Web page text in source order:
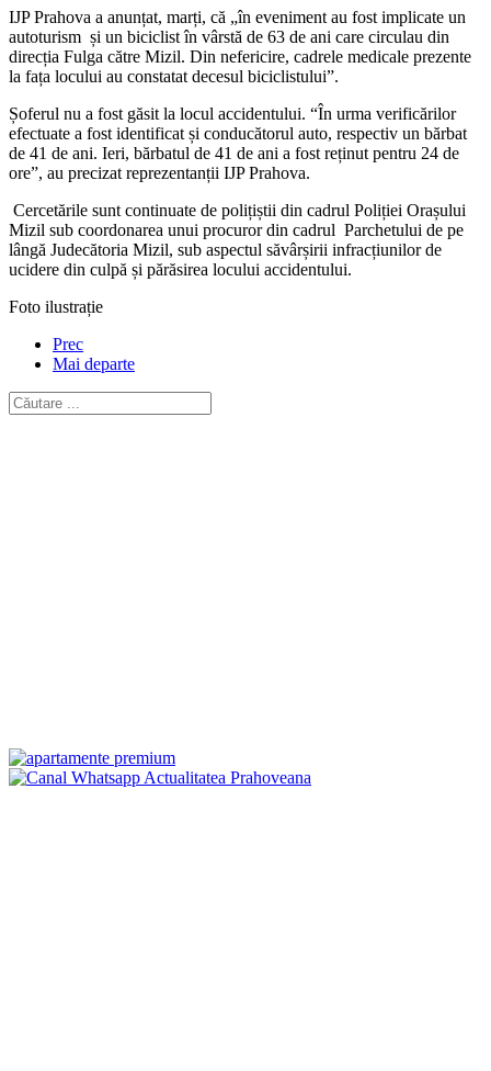
IJP Prahova a anunțat, marți, că „în eveniment au fost implicate un
autoturism și un biciclist în vârstă de 63 de ani care circulau din
direcția Fulga către Mizil. Din nefericire, cadrele medicale prezente
la fața locului au constatat decesul biciclistului”.
Șoferul nu a fost găsit la locul accidentului. “În urma verificărilor
efectuate a fost identificat și conducătorul auto, respectiv un bărbat
de 41 de ani. Ieri, bărbatul de 41 de ani a fost reținut pentru 24 de
ore”, au precizat reprezentanții IJP Prahova.
Cercetările sunt continuate de polițiștii din cadrul Poliției Orașului
Mizil sub coordonarea unui procuror din cadrul Parchetului de pe
lângă Judecătoria Mizil, sub aspectul săvârșirii infracțiunilor de
ucidere din culpă și părăsirea locului accidentului.
Foto ilustrație
Prec
Mai departe